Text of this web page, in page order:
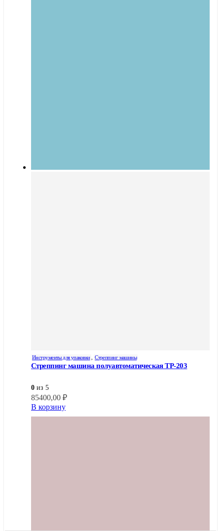
Инструменты для упаковки Стреппинг машины
Стреппинг машина полуавтоматическая TP-203
0 из 5
85400,00 ₽
В корзину